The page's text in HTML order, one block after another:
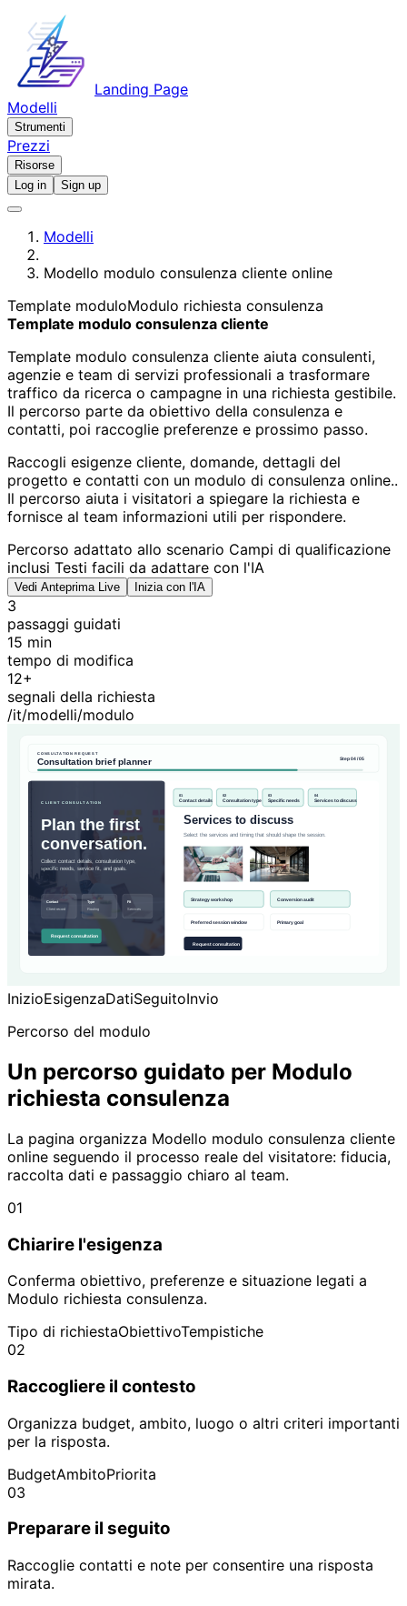
Landing Page
Modelli
Strumenti
Prezzi
Risorse
Log in
Sign up
Modelli
Modello modulo consulenza cliente online
Template moduloModulo richiesta consulenza
Template modulo consulenza cliente
Template modulo consulenza cliente aiuta consulenti,
agenzie e team di servizi professionali a trasformare
traffico da ricerca o campagne in una richiesta gestibile.
Il percorso parte da obiettivo della consulenza e
contatti, poi raccoglie preferenze e prossimo passo.
Raccogli esigenze cliente, domande, dettagli del
progetto e contatti con un modulo di consulenza online..
Il percorso aiuta i visitatori a spiegare la richiesta e
fornisce al team informazioni utili per rispondere.
Percorso adattato allo scenario Campi di qualificazione
inclusi Testi facili da adattare con l'IA
Vedi Anteprima Live Inizia con l'IA
3
passaggi guidati
15 min
tempo di modifica
12+
segnali della richiesta
/it/modelli/modulo
InizioEsigenzaDatiSeguitoInvio
Percorso del modulo
Un percorso guidato per Modulo
richiesta consulenza
La pagina organizza Modello modulo consulenza cliente
online seguendo il processo reale del visitatore: fiducia,
raccolta dati e passaggio chiaro al team.
01
Chiarire l'esigenza
Conferma obiettivo, preferenze e situazione legati a
Modulo richiesta consulenza.
Tipo di richiestaObiettivoTempistiche
02
Raccogliere il contesto
Organizza budget, ambito, luogo o altri criteri importanti
per la risposta.
BudgetAmbitoPriorita
03
Preparare il seguito
Raccoglie contatti e note per consentire una risposta
mirata.